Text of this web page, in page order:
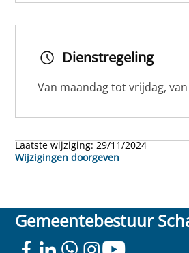
Dienstregeling
Van maandag tot vrijdag,
Laatste wijziging:29/11/2024
Wijzigingen doorgeven
Gemeentebestuur